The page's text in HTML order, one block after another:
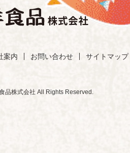
案内 お問い合わせ サイトマップ
品株式会社 All Rights Reserved.